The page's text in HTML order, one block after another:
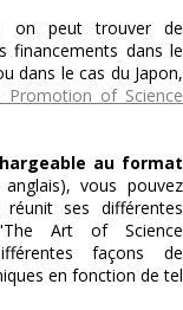
on peut trouver de
financements dans le
dans le cas du Japon,
Promotion of Science
au format
vous pouvez
réunit ses différentes
Art of Science
façons de
en fonction de tel